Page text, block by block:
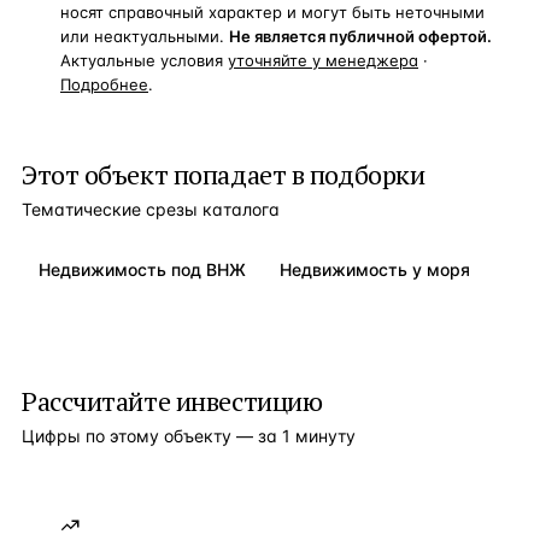
носят справочный характер и могут быть неточными
или неактуальными. Не является публичной офертой.
Актуальные условия уточняйте у менеджера ·
Подробнее.
Этот объект попадает в подборки
Тематические срезы каталога
Недвижимость под ВНЖ Недвижимость у моря
Рассчитайте инвестицию
Цифры по этому объекту — за 1 минуту